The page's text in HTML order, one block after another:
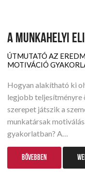
A MUNKAHELYI
ÚTMUTATÓ AZ
MOTIVÁCIÓ
Hogyan alakítható ki
legjobb teljesítményre
szerepet játszik a
munkatársak
gyakorlatban? A…
BŐVEBBEN